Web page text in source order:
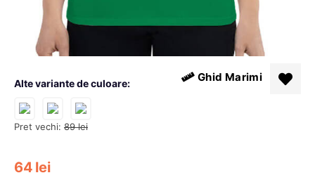
Pret vechi: 89 lei
64 lei
Alte variante de culoare: Ghid Marimi